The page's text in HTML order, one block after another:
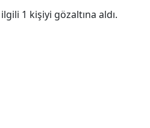
1 kişiyi gözaltına aldı.